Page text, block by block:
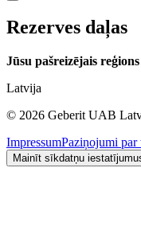
Rezerves daļas
Jūsu pašreizējais reģions
Latvija
© 2026 Geberit UAB
ImpressumPaziņojumi par
Mainīt sīkdatņu